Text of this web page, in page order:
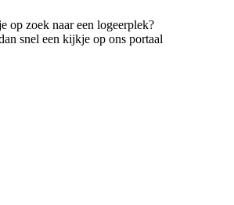
op zoek naar een logeerplek?
snel een kijkje op ons portaal